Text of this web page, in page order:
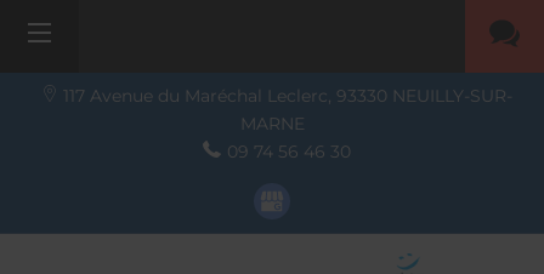
117 Avenue du Maréchal Leclerc, 93330 NEUILLY-SUR-
MARNE
09 74 56 46 30